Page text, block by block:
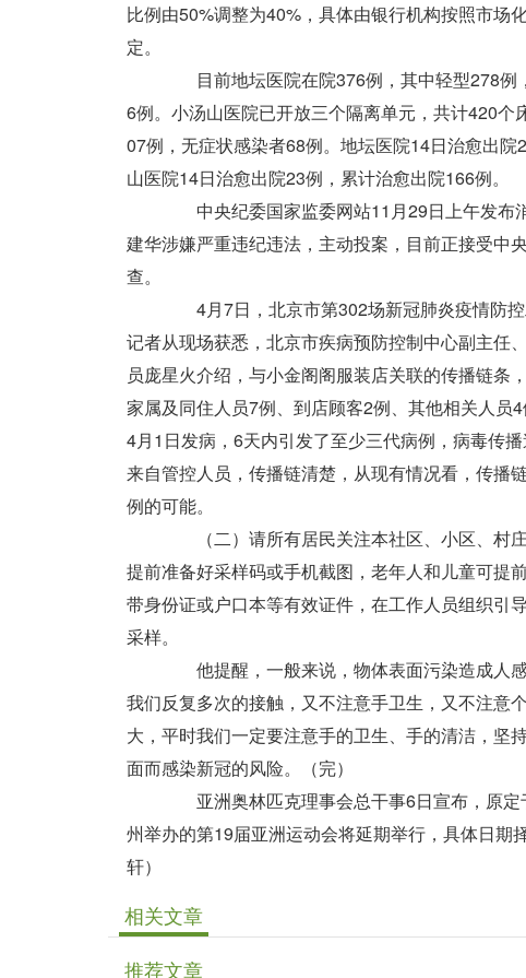
比例由50%调整为40%，具体由银行机构按照市场
定。
目前地坛医院在院376例，其中轻型278例
6例。小汤山医院已开放三个隔离单元，共计420个
07例，无症状感染者68例。地坛医院14日治愈出
山医院14日治愈出院23例，累计治愈出院166例。
中央纪委国家监委网站11月29日上午发布
建华涉嫌严重违纪违法，主动投案，目前正接受中
查。
4月7日，北京市第302场新冠肺炎疫情防控
记者从现场获悉，北京市疾病预防控制中心副主任
员庞星火介绍，与小金阁阁服装店关联的传播链条
家属及同住人员7例、到店顾客2例、其他相关人员
4月1日发病，6天内引发了至少三代病例，病毒传
来自管控人员，传播链清楚，从现有情况看，传播
例的可能。
（二）请所有居民关注本社区、小区、村
提前准备好采样码或手机截图，老年人和儿童可提
带身份证或户口本等有效证件，在工作人员组织引
采样。
他提醒，一般来说，物体表面污染造成人
我们反复多次的接触，又不注意手卫生，又不注意
大，平时我们一定要注意手的卫生、手的清洁，坚
面而感染新冠的风险。（完）
亚洲奥林匹克理事会总干事6日宣布，原定
州举办的第19届亚洲运动会将延期举行，具体日期
轩）
相关文章
推荐文章